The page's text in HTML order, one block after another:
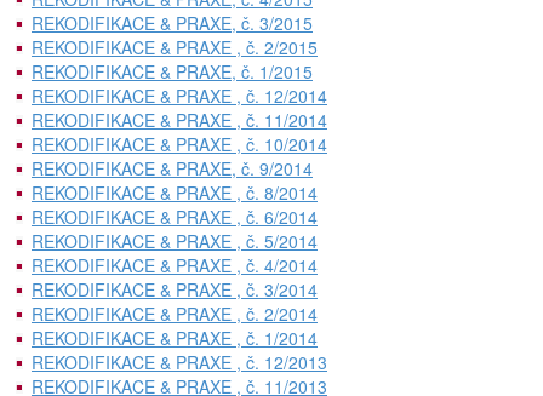
REKODIFIKACE & PRAXE, č. 3/2015
REKODIFIKACE & PRAXE , č. 2/2015
REKODIFIKACE & PRAXE, č. 1/2015
REKODIFIKACE & PRAXE , č. 12/2014
REKODIFIKACE & PRAXE , č. 11/2014
REKODIFIKACE & PRAXE , č. 10/2014
REKODIFIKACE & PRAXE, č. 9/2014
REKODIFIKACE & PRAXE , č. 8/2014
REKODIFIKACE & PRAXE , č. 6/2014
REKODIFIKACE & PRAXE , č. 5/2014
REKODIFIKACE & PRAXE , č. 4/2014
REKODIFIKACE & PRAXE , č. 3/2014
REKODIFIKACE & PRAXE , č. 2/2014
REKODIFIKACE & PRAXE , č. 1/2014
REKODIFIKACE & PRAXE , č. 12/2013
REKODIFIKACE & PRAXE , č. 11/2013